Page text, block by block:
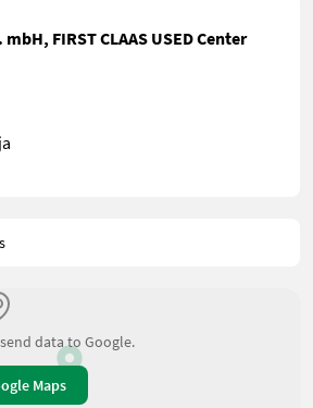
FIRST CLAAS USED Center
data to Google.
Maps